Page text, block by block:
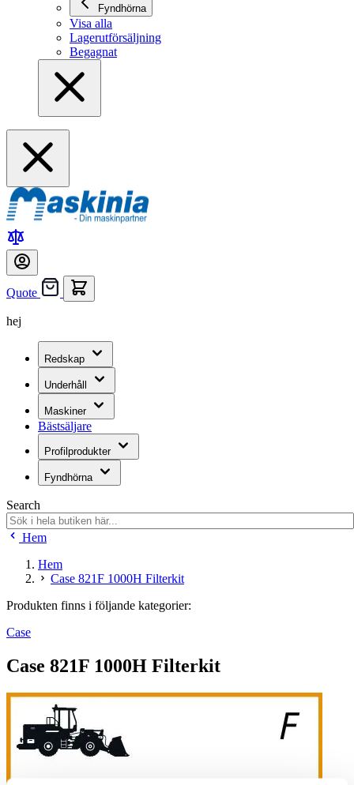
Fyndhörna
Visa alla
Lagerutförsäljning
Begagnat
Quote
hej
Redskap
Underhåll
Maskiner
Bästsäljare
Profilprodukter
Fyndhörna
Search
Hem
Hem
Case 821F 1000H Filterkit
Produkten finns i följande kategorier:
Case
Case 821F 1000H Filterkit